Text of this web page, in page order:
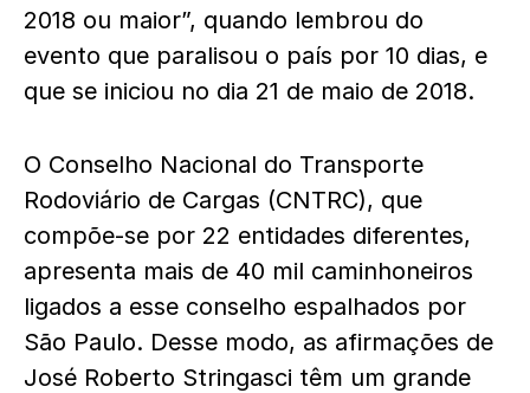
2018 ou maior”, quando lembrou do
evento que paralisou o país por 10 dias, e
que se iniciou no dia 21 de maio de 2018.
O Conselho Nacional do Transporte
Rodoviário de Cargas (CNTRC), que
compõe-se por 22 entidades diferentes,
apresenta mais de 40 mil caminhoneiros
ligados a esse conselho espalhados por
São Paulo. Desse modo, as afirmações de
José Roberto Stringasci têm um grande